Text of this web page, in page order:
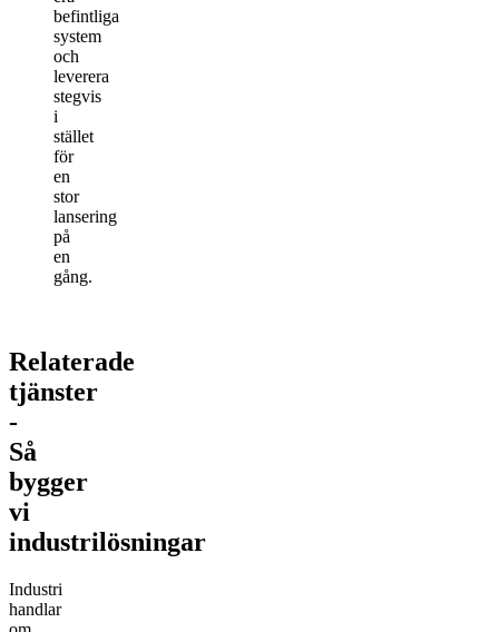
befintliga
system
och
leverera
stegvis
i
stället
för
en
stor
lansering
på
en
gång.
Relaterade
tjänster
-
Så
bygger
vi
industrilösningar
Industri
handlar